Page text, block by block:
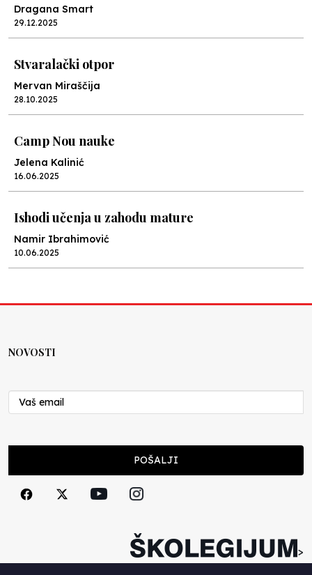
Dragana Smart
29.12.2025
Stvaralački otpor
Mervan Miraščija
28.10.2025
Camp Nou nauke
Jelena Kalinić
16.06.2025
Ishodi učenja u zahodu mature
Namir Ibrahimović
10.06.2025
Nenad Veličković
29.10.2024
Cuke i djeca
Smiljana Vovna
NOVOSTI
POŠALJI
>